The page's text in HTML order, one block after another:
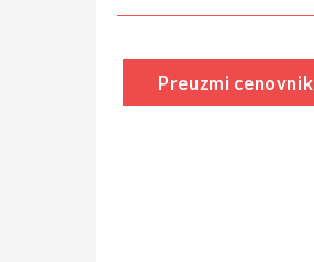
Preuzmi cenovnik